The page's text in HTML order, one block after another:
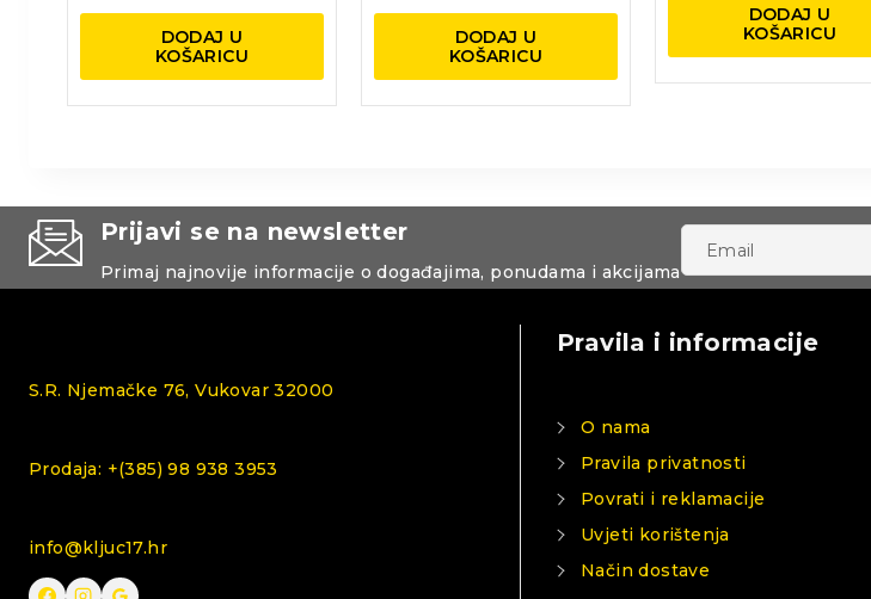
DODAJ U
KOŠARICU
DODAJ U
KOŠARICU
DODAJ U
KOŠARICU
Prijavi se na newsletter
Primaj najnovije informacije o događajima, ponudama i akcijama
S.R. Njemačke 76, Vukovar 32000
Prodaja: +(385) 98 938 3953
info@kljuc17.hr
Pravila i informacije
O nama
Pravila privatnosti
Povrati i reklamacije
Uvjeti korištenja
Način dostave